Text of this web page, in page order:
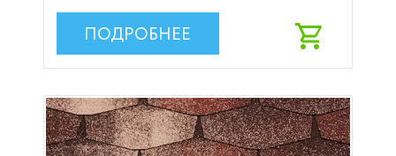
ПОДРОБНЕЕ